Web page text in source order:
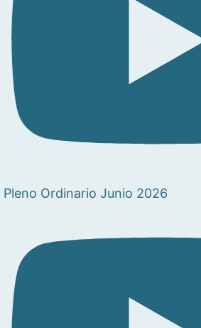
Pleno Ordinario Junio 2026